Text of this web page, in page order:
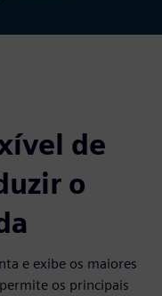
de
o
e exibe os maiores
os principais